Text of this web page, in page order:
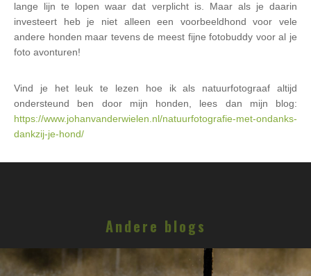
lange lijn te lopen waar dat verplicht is. Maar als je daarin
investeert heb je niet alleen een voorbeeldhond voor vele
andere honden maar tevens de meest fijne fotobuddy voor al je
foto avonturen!
Vind je het leuk te lezen hoe ik als natuurfotograaf altijd
ondersteund ben door mijn honden, lees dan mijn blog:
https://www.johanvanderwielen.nl/natuurfotografie-met-ondanks-
dankzij-je-hond/
Andere blogs